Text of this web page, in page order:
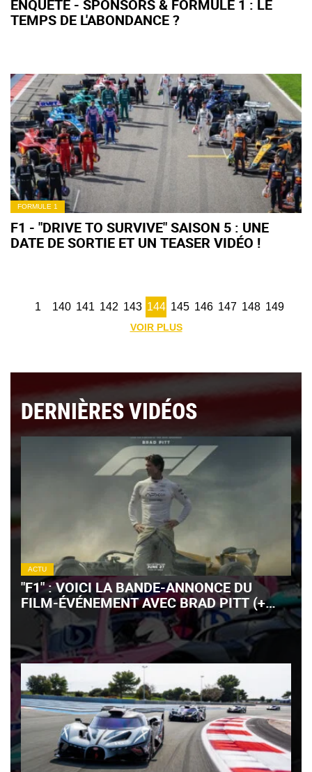
ENQUÊTE - SPONSORS & FORMULE 1 : LE
TEMPS DE L'ABONDANCE ?
FORMULE 1
F1 - "DRIVE TO SURVIVE" SAISON 5 : UNE
DATE DE SORTIE ET UN TEASER VIDÉO !
1 140 141 142 143 144 145 146 147 148 149
VOIR PLUS
DERNIÈRES VIDÉOS
ACTU
"F1" : VOICI LA BANDE-ANNONCE DU
FILM-ÉVÉNEMENT AVEC BRAD PITT (+
VIDÉO)